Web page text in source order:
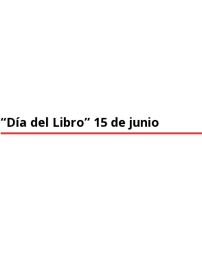
“Día del Libro” 15 de junio